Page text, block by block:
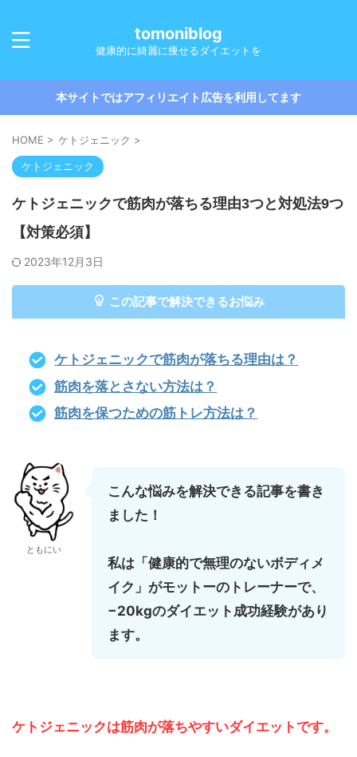
tomoniblog
健康的に綺麗に痩せるダイエットを
本サイトではアフィリエイト広告を利用してます
HOME > ケトジェニック >
ケトジェニック
ケトジェニックで筋肉が落ちる理由3つと対処法9つ
【対策必須】
2023年12月3日
この記事で解決できるお悩み
ケトジェニックで筋肉が落ちる理由は？
筋肉を落とさない方法は？
筋肉を保つための筋トレ方法は？
ともにい
こんな悩みを解決できる記事を書き
ました！
私は「健康的で無理のないボディメ
イク」がモットーのトレーナーで、
−20kgのダイエット成功経験があり
ます。
ケトジェニックは筋肉が落ちやすいダイエットです。